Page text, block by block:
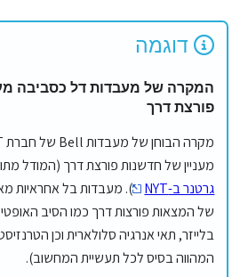
דוגמה
המקרה של מעבדות דל כסביבה
פורצת דרך
מעניין של חדשנות פורצת דרך (המודל
גרטנר ב-NYT
של המצאות פורצות דרך כמו הסיב האופטי,
בלייזר, תאי אנרגיה סלולארית וכן
המהווה בסיס לכל תעשיית המחשוב).